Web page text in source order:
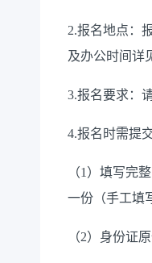
2.报名地点：
及办公时间详
3.报名要求：
4.报名时需提
（1）填写完
一份（手工填
（2）身份证